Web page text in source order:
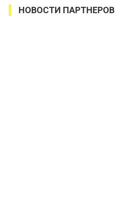
НОВОСТИ ПАРТНЕРОВ